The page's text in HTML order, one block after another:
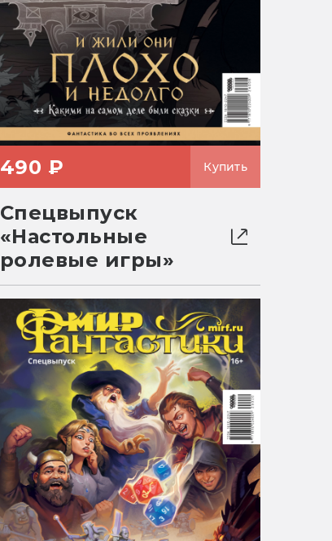
490 ₽ Купить
Спецвыпуск
«Настольные
ролевые игры»